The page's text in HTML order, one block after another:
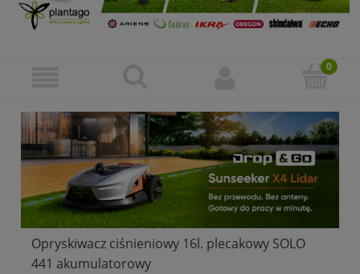
Opryskiwacz ciśnieniowy 16l. plecakowy SOLO
441 akumulatorowy